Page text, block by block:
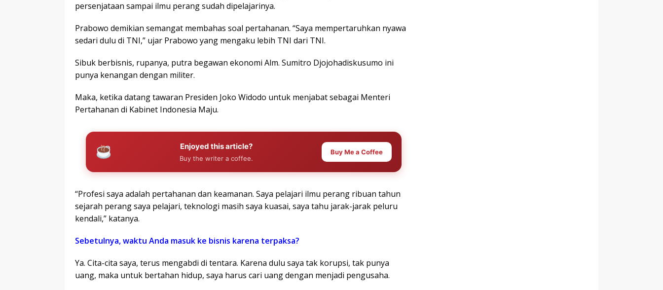
persenjataan sampai ilmu perang sudah dipelajarinya.
Prabowo demikian semangat membahas soal pertahanan. “Saya mempertaruhkan nyawa
sedari dulu di TNI,” ujar Prabowo yang mengaku lebih TNI dari TNI.
Sibuk berbisnis, rupanya, putra begawan ekonomi Alm. Sumitro Djojohadiskusumo ini
punya kenangan dengan militer.
Maka, ketika datang tawaran Presiden Joko Widodo untuk menjabat sebagai Menteri
Pertahanan di Kabinet Indonesia Maju.
Enjoyed this article?
Buy the writer a coffee.
Buy Me a Coffee
“Profesi saya adalah pertahanan dan keamanan. Saya pelajari ilmu perang ribuan tahun
sejarah perang saya pelajari, teknologi masih saya kuasai, saya tahu jarak-jarak peluru
kendali,” katanya.
Sebetulnya, waktu Anda masuk ke bisnis karena terpaksa?
Ya. Cita-cita saya, terus mengabdi di tentara. Karena dulu saya tak korupsi, tak punya
uang, maka untuk bertahan hidup, saya harus cari uang dengan menjadi pengusaha.